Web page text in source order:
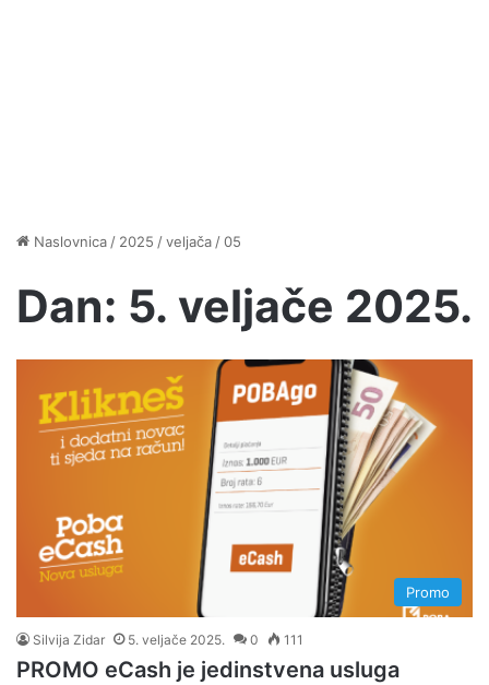
Naslovnica / 2025 /veljača /05
Dan: 5. veljače 2025.
Promo
Silvija Zidar 5. veljače 2025. 0 111
PROMO eCash je jedinstvena usluga